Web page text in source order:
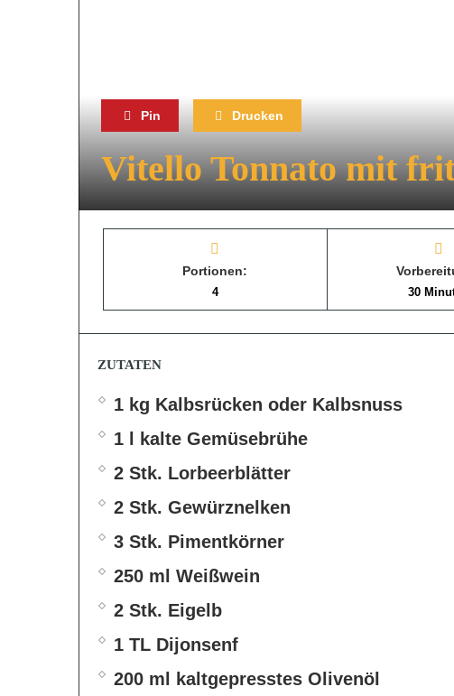
Pin Drucken
Vitello Tonnato mit
Portionen:
4 30
ZUTATEN
1 kg Kalbsrücken oder Kalbsnuss
1 l kalte Gemüsebrühe
2 Stk. Lorbeerblätter
2 Stk. Gewürznelken
3 Stk. Pimentkörner
250 ml Weißwein
2 Stk. Eigelb
1 TL Dijonsenf
200 ml kaltgepresstes Olivenöl